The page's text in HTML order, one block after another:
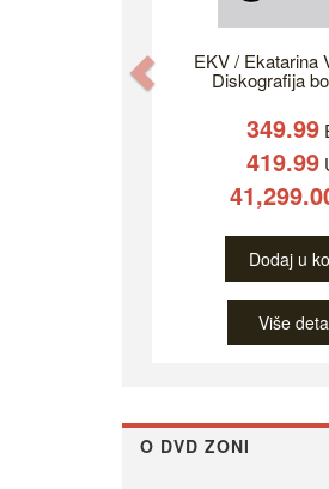
EKV / Ekatarina
Diskografija
349.99
419.99
Dodaj u
Više
Previous
O DVD ZONI